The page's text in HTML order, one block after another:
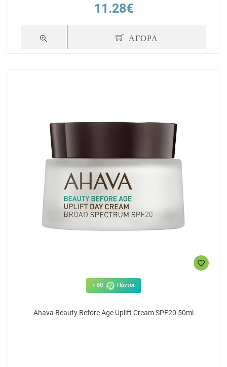
11.28€
ΑΓΟΡΑ
+ 60 Πόντοι
Ahava Beauty Before Age Uplift Cream SPF20 50ml